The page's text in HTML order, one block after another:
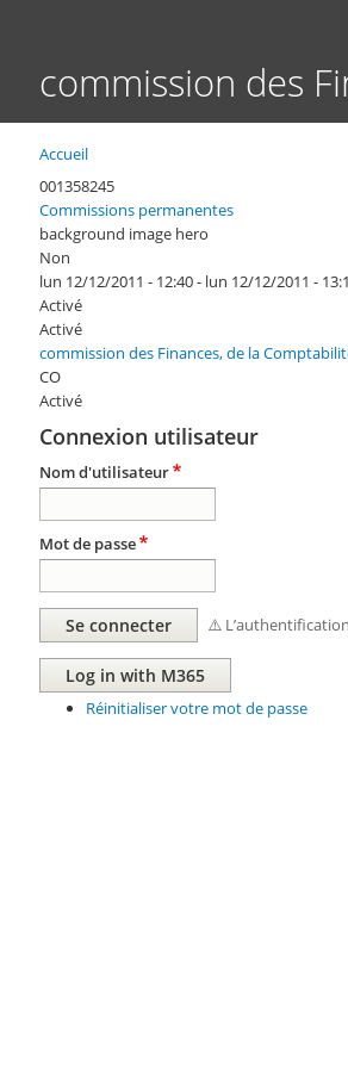
commission des
Fil
d'Ariane
Accueil
001358245
Commissions permanentes
background image hero
Non
lun 12/12/2011 - 12:40- lun 12/12/2011 -
Activé
Activé
commission des Finances, de la
CO
Activé
Connexion utilisateur
Nom d'utilisateur
Mot de passe
⚠️
Réinitialiser votre mot de passe